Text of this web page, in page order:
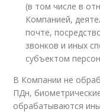
(в том числе в
Компанией,
почте,
звонков и иных
субъектом
В Компании не
ПДн,
обрабатываются